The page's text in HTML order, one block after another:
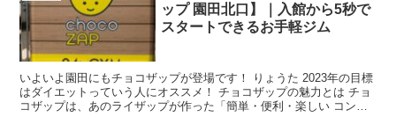
ップ 園田北口】｜入館から5秒で
スタートできるお手軽ジム
いよいよ園田にもチョコザップが登場です！ りょうた 2023年の目標
はダイエットっていう人にオススメ！ チョコザップの魅力とは チョ
コザップは、あのライザップが作った「簡単・便利・楽しい コンビ